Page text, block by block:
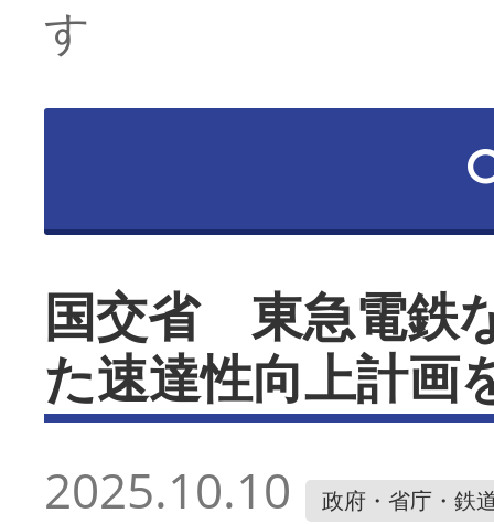
す
国交省 東急電鉄
た速達性向上計画
2025.10.10 政府・省庁・鉄